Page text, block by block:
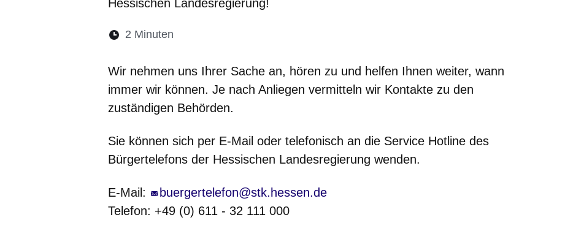
Hessischen Landesregierung!
Lesedauer:
2 Minuten
Wir nehmen uns Ihrer Sache an, hören zu und helfen Ihnen weiter, wann
immer wir können. Je nach Anliegen vermitteln wir Kontakte zu den
zuständigen Behörden.
Sie können sich per E-Mail oder telefonisch an die Service Hotline des
Bürgertelefons der Hessischen Landesregierung wenden.
E-Mail:
buergertelefon@stk.hessen.de
Telefon: +49 (0) 611 - 32 111 000